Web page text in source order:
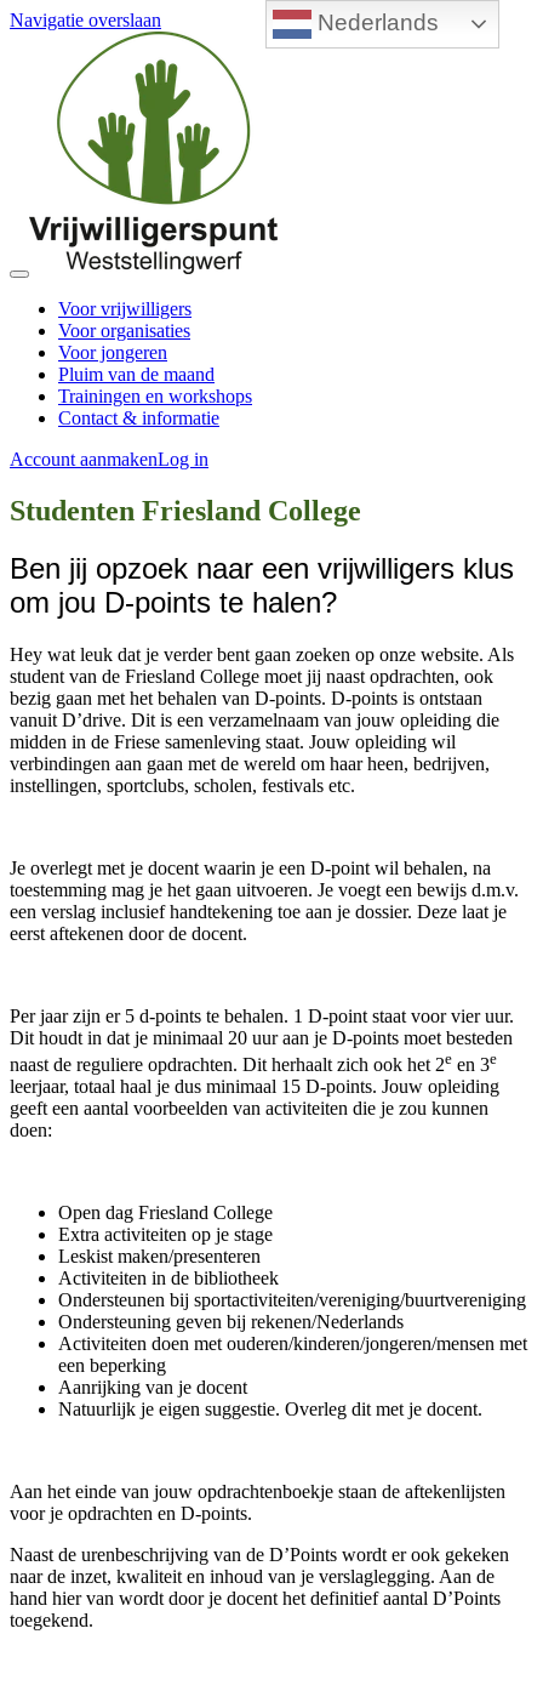
Nederlands
Navigatie overslaan
Voor vrijwilligers
Voor organisaties
Voor jongeren
Pluim van de maand
Trainingen en workshops
Contact & informatie
Account aanmakenLog in
Studenten Friesland College
Ben jij opzoek naar een vrijwilligers klus
om jou D-points te halen?
Hey wat leuk dat je verder bent gaan zoeken op onze website. Als
student van de Friesland College moet jij naast opdrachten, ook
bezig gaan met het behalen van D-points. D-points is ontstaan
vanuit D’drive. Dit is een verzamelnaam van jouw opleiding die
midden in de Friese samenleving staat. Jouw opleiding wil
verbindingen aan gaan met de wereld om haar heen, bedrijven,
instellingen, sportclubs, scholen, festivals etc.
Je overlegt met je docent waarin je een D-point wil behalen, na
toestemming mag je het gaan uitvoeren. Je voegt een bewijs d.m.v.
een verslag inclusief handtekening toe aan je dossier. Deze laat je
eerst aftekenen door de docent.
Per jaar zijn er 5 d-points te behalen. 1 D-point staat voor vier uur.
Dit houdt in dat je minimaal 20 uur aan je D-points moet besteden
naast de reguliere opdrachten. Dit herhaalt zich ook het 2e en 3e
leerjaar, totaal haal je dus minimaal 15 D-points. Jouw opleiding
geeft een aantal voorbeelden van activiteiten die je zou kunnen
doen:
Open dag Friesland College
Extra activiteiten op je stage
Leskist maken/presenteren
Activiteiten in de bibliotheek
Ondersteunen bij sportactiviteiten/vereniging/buurtvereniging
Ondersteuning geven bij rekenen/Nederlands
Activiteiten doen met ouderen/kinderen/jongeren/mensen met
een beperking
Aanrijking van je docent
Natuurlijk je eigen suggestie. Overleg dit met je docent.
Aan het einde van jouw opdrachtenboekje staan de aftekenlijsten
voor je opdrachten en D-points.
Naast de urenbeschrijving van de D’Points wordt er ook gekeken
naar de inzet, kwaliteit en inhoud van je verslaglegging. Aan de
hand hier van wordt door je docent het definitief aantal D’Points
toegekend.